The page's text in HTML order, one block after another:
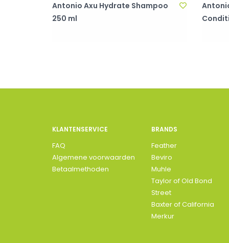
Antonio Axu Hydrate Shampoo
250 ml
KLANTENSERVICE
FAQ
Algemene voorwaarden
Betaalmethoden
BRANDS
Feather
Beviro
Muhle
Taylor of Old Bond
Street
Baxter of California
Merkur